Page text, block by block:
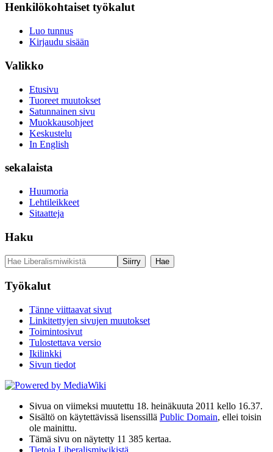
Henkilökohtaiset työkalut
Luo tunnus
Kirjaudu sisään
Valikko
Etusivu
Tuoreet muutokset
Satunnainen sivu
Muokkausohjeet
Keskustelu
In English
sekalaista
Huumoria
Lehtileikkeet
Sitaatteja
Haku
Työkalut
Tänne viittaavat sivut
Linkitettyjen sivujen muutokset
Toimintosivut
Tulostettava versio
Ikilinkki
Sivun tiedot
Sivua on viimeksi muutettu 18. heinäkuuta 2011 kello 16.37.
Sisältö on käytettävissä lisenssillä Public Domain, ellei toisin
ole mainittu.
Tämä sivu on näytetty 11 385 kertaa.
Tietoja Liberalismiwikistä